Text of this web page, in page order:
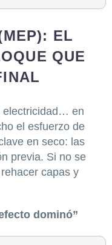
EL
QUE
electricidad… en
el esfuerzo de
en seco: las
previa. Si no se
capas y
dominó”